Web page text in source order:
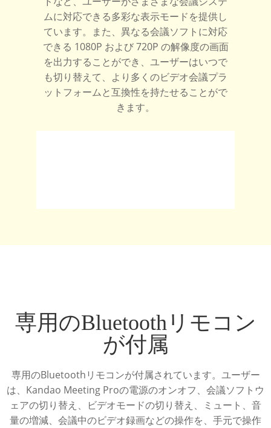
ムに対応できる多彩な表示モードを提供し
ています。また、異なる会議ソフトに対応
できる 1080P および 720P の解像度の画面
を出力することができ、ユーザーはいつで
も切り替えて、より多くのビデオ会議プラ
ットフォームと互換性を持たせることがで
きます。
専用のBluetoothリモコン
が付属
専用のBluetoothリモコンが付属されています。ユーザー
は、Kandao Meeting Proの電源のオンオフ、会議ソフトウ
ェアの切り替え、ビデオモードの切り替え、ミュート、音
量の増減、会議中のビデオ録画などの操作を、手元で操作